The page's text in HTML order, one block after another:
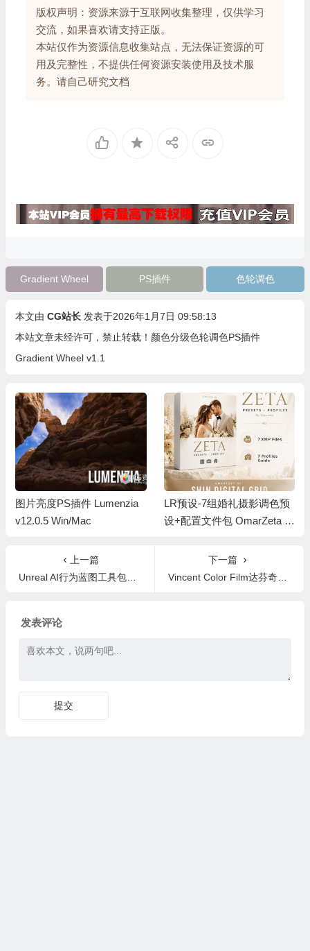
版权声明：资源来源于互联网收集整理，仅供学习
交流，如果喜欢请支持正版。
本站仅作为资源信息收集站点，无法保证资源的可
用及完整性，不提供任何资源安装使用及技术服
务。请自己研究文档
Gradient Wheel PS插件 色轮调色
本文由 CG站长 发表于2026年1月7日 09:58:13
本站文章未经许可，禁止转载！ 颜色分级色轮调色PS插件
Gradient Wheel v1.1
图片亮度PS插件 Lumenzia
v12.0.5 Win/Mac
LR预设-7组婚礼摄影调色预
设+配置文件包 OmarZeta Z
上一篇
Unreal AI行为蓝图工具包AI Behavior Toolkit UE5.6 v1.9.6
下一篇
Vincent Color Film达芬奇调色大师班教程+PowerGrade节点+中英文字幕 Color Grading Masterclass
发表评论